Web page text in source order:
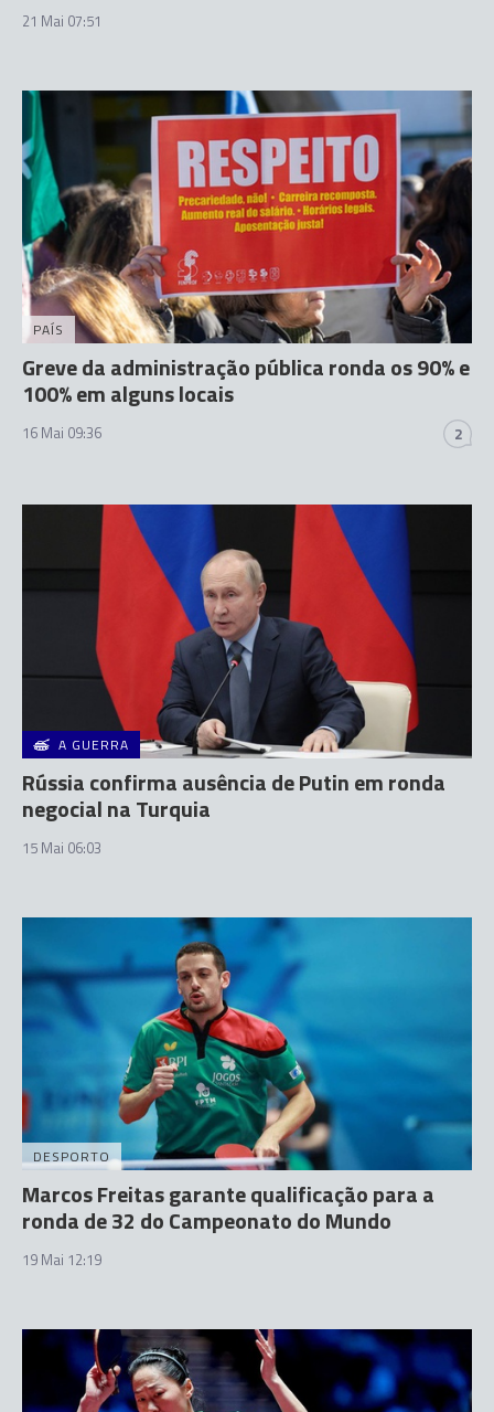
21 Mai 07:51
PAÍS
Greve da administração pública ronda os 90% e
100% em alguns locais
16 Mai 09:36 2
A GUERRA
Rússia confirma ausência de Putin em ronda
negocial na Turquia
15 Mai 06:03
DESPORTO
Marcos Freitas garante qualificação para a
ronda de 32 do Campeonato do Mundo
19 Mai 12:19